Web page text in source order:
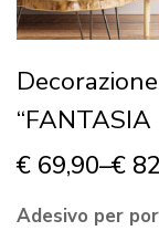
“FANTASIA
€ 69,90–€
Adesivo per